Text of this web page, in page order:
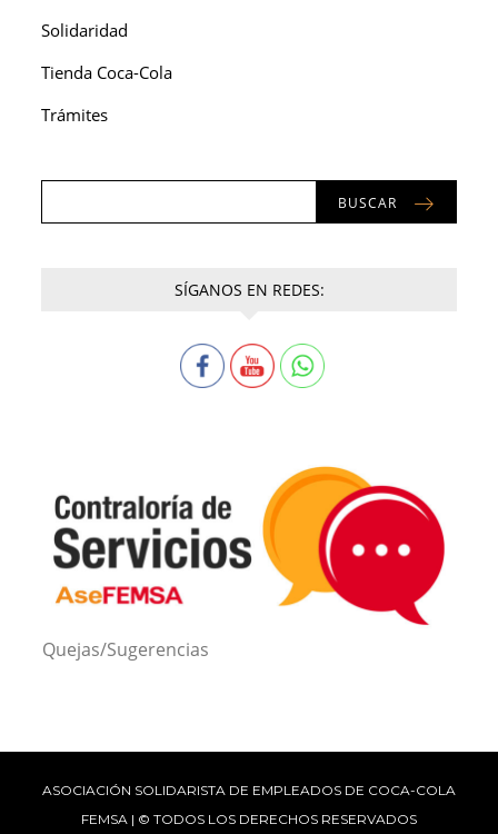
Solidaridad
Tienda Coca-Cola
Trámites
BUSCAR
SÍGANOS EN REDES:
Quejas/Sugerencias
ASOCIACIÓN SOLIDARISTA DE EMPLEADOS DE COCA-COLA
FEMSA | © TODOS LOS DERECHOS RESERVADOS